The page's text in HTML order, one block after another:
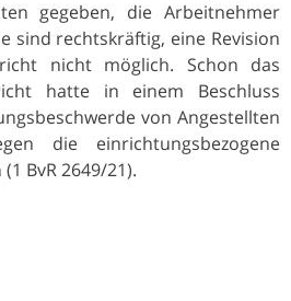
gegeben, die Arbeitnehmer
sind rechtskräftig, eine Revision
nicht möglich. Schon das
hatte in einem Beschluss
von Angestellten
die einrichtungsbezogene
BvR 2649/21).